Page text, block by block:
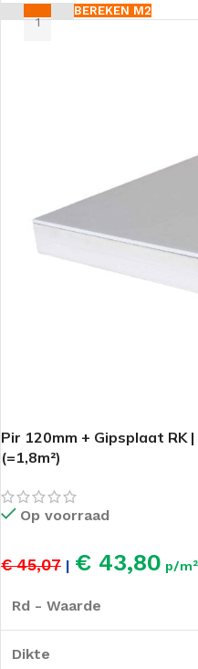
BEREKEN M2
Pir 120mm + Gipsplaat RK
(=1,8m²)
Op voorraad
€ 45,07 | € 43,80 p/m²
Rd - Waarde
Dikte